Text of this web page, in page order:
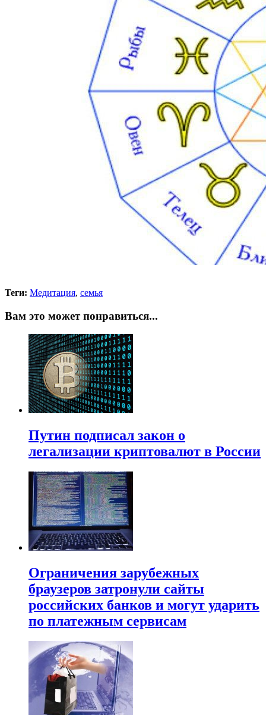
Теги: Медитация, семья
Вам это может понравиться...
Путин подписал закон о
легализации криптовалют в России
Ограничения зарубежных
браузеров затронули сайты
российских банков и могут ударить
по платежным сервисам